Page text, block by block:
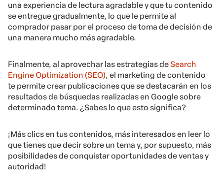
una experiencia de lectura agradable y que tu contenido
se entregue gradualmente, lo que le permite al
comprador pasar por el proceso de toma de decisión de
una manera mucho más agradable.
Finalmente, al aprovechar las estrategias deSearch
Engine Optimization (SEO), el marketing de contenido
te permite crear publicaciones que se destacarán en los
resultados de búsquedas realizadas en Google sobre
determinado tema. ¿Sabes lo que esto significa?
¡Más clics en tus contenidos, más interesados en leer lo
que tienes que decir sobre un tema y, por supuesto, más
posibilidades de conquistar oportunidades de ventas y
autoridad!